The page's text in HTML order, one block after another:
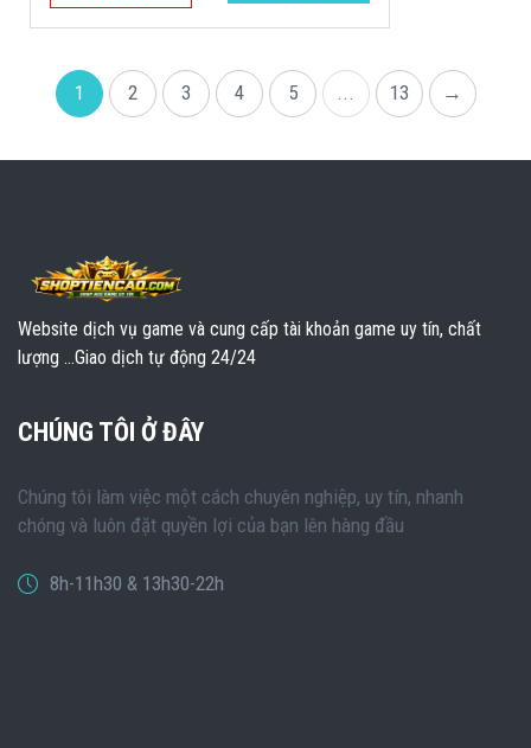
1 2 3 4 5 ... 13 →
Website dịch vụ game và cung cấp tài khoản game uy tín, chất
lượng ...Giao dịch tự động 24/24
CHÚNG TÔI Ở ĐÂY
Chúng tôi làm việc một cách chuyên nghiệp, uy tín, nhanh
chóng và luôn đặt quyền lợi của bạn lên hàng đầu
8h-11h30 & 13h30-22h